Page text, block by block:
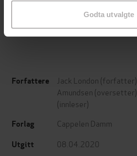
Godta utvalgte
Den onde arven
Margit Sandemo
LYDBOK
Forfattere Jack London (forfatter),
Amundsen (oversetter),
(innleser)
Forlag Cappelen Damm
Utgitt 08.04.2020